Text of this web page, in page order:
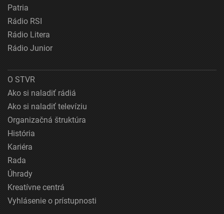
Patria
Rádio RSI
Rádio Litera
Rádio Junior
O STVR
Ako si naladiť rádiá
Ako si naladiť televíziu
Organizačná štruktúra
História
Kariéra
Rada
Úhrady
Kreatívne centrá
Vyhlásenie o prístupnosti